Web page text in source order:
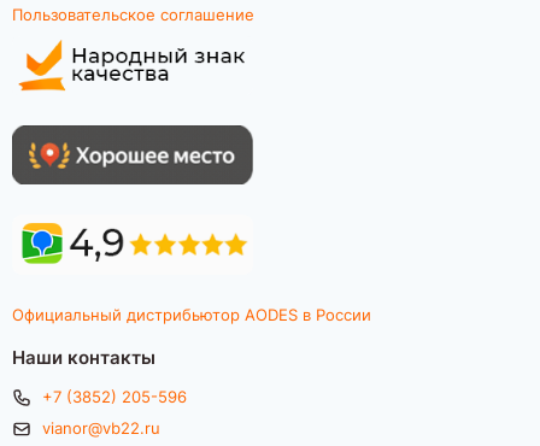
Пользовательское соглашение
Официальный дистрибьютор AODES в России
Наши контакты
+7 (3852) 205-596
vianor@vb22.ru